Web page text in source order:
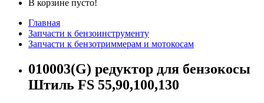
В корзине пусто!
Главная
Запчасти к бензоинструменту
Запчасти к бензотриммерам и мотокосам
010003(G) редуктор для бензокосы
Штиль FS 55,90,100,130